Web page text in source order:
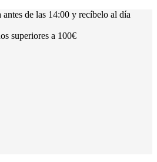
antes de las 14:00 y recíbelo al día
superiores a 100€